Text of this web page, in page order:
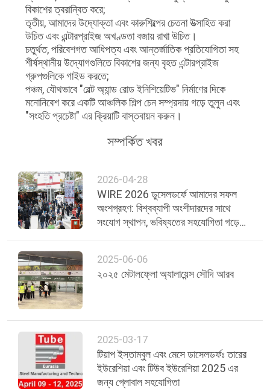
উদ্ধৃতির
জন্য
আবেদন
সাইট
নীতি
বিকাশের ত্বরান্বিত করে;
তৃতীয়, আমাদের উদ্যোক্তা এবং কারুশিল্পের চেতনা উত্সাহিত করা
উচিত এবং এন্টারপ্রাইজ অখণ্ডতা বজায় রাখা উচিত।
চতুর্থত, পরিবেশগত আধিপত্য এবং আন্তর্জাতিক প্রতিযোগিতা সহ
শীর্ষস্থানীয় উদ্যোগগুলিতে বিকাশের জন্য বৃহত এন্টারপ্রাইজ
গ্রুপগুলিকে গাইড করতে;
পঞ্চম, যৌথভাবে "বেল্ট অ্যান্ড রোড ইনিশিয়েটিভ" নির্মাণের দিকে
মনোনিবেশ করে একটি আঞ্চলিক শিল্প চেন সম্প্রদায় গড়ে তুলুন এবং
"সংহতি প্রচেষ্টা" এর ক্রিয়াটি বাস্তবায়ন করুন।
সম্পর্কিত খবর
2026-04-28
WIRE 2026 ডুসেলডর্ফে আমাদের সফল
অংশগ্রহণ: বিশ্বব্যাপী অংশীদারদের সাথে
সংযোগ স্থাপন, ভবিষ্যতের সহযোগিতা গড়ে
2025-06-06
২০২৫ মেটালফ্লো অ্যালায়েন্স সৌদি আরব
2025-03-17
টিয়াপ ইস্তাম্বুল এবং মেসে ডাসেলডর্ফঃ তারের
ইউরেশিয়া এবং টিউব ইউরেশিয়া 2025 এর
জন্য গ্লোবাল সহযোগিতা